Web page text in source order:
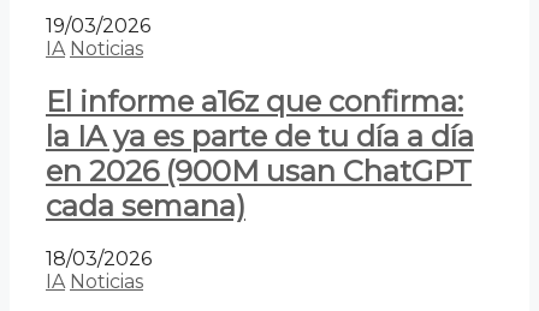
19/03/2026
IA Noticias
El informe a16z que confirma:
la IA ya es parte de tu día a día
en 2026 (900M usan ChatGPT
cada semana)
18/03/2026
IA Noticias